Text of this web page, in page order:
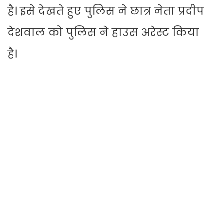
है। इसे देखते हुए पुलिस ने छात्र नेता प्रदीप
देशवाल को पुलिस ने हाउस अरेस्ट किया
है।